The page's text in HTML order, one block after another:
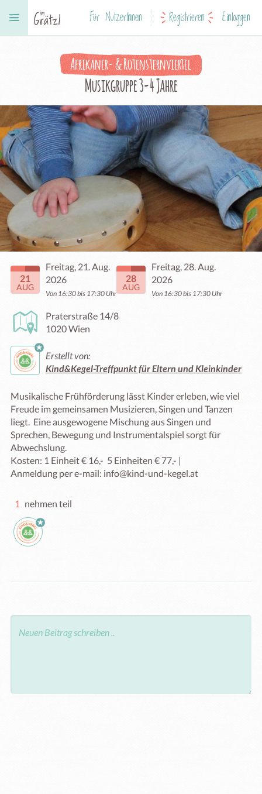
Für NutzerInnen Registrieren Einloggen
Afrikaner- & Rotensternviertel
Musikgruppe 3-4 Jahre
21
AUG
Freitag, 21. Aug.
2026
Von 16:30 bis 17:30 Uhr
28
AUG
Freitag, 28. Aug.
2026
Von 16:30 bis 17:30 Uhr
Praterstraße 14/8
1020 Wien
Erstellt von:
Kind&Kegel-Treffpunkt für Eltern und Kleinkinder
Musikalische Frühförderung lässt Kinder erleben, wie viel
Freude im gemeinsamen Musizieren, Singen und Tanzen
liegt.  Eine ausgewogene Mischung aus Singen und
Sprechen, Bewegung und Instrumentalspiel sorgt für
Abwechslung.
Kosten: 1 Einheit € 16,-  5 Einheiten € 77,- |
Anmeldung per e-mail: info@kind-und-kegel.at
1 nehmen teil